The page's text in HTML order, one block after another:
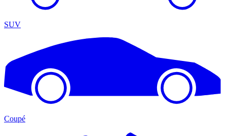
SUV
Coupé